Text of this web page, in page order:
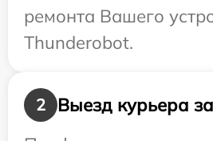
ремонта Вашего
Thunderobot.
2
Выезд курьера